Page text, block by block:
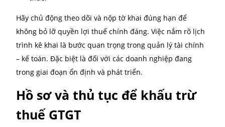
sức cần thiết.
Thời hạn kê khai thuế GTGT:
Doanh nghiệp kê khai theo tháng: chậm nhất là
ngày kể từ ngày kết thúc tháng.
Doanh nghiệp kê khai theo quý: chậm nhất là 30